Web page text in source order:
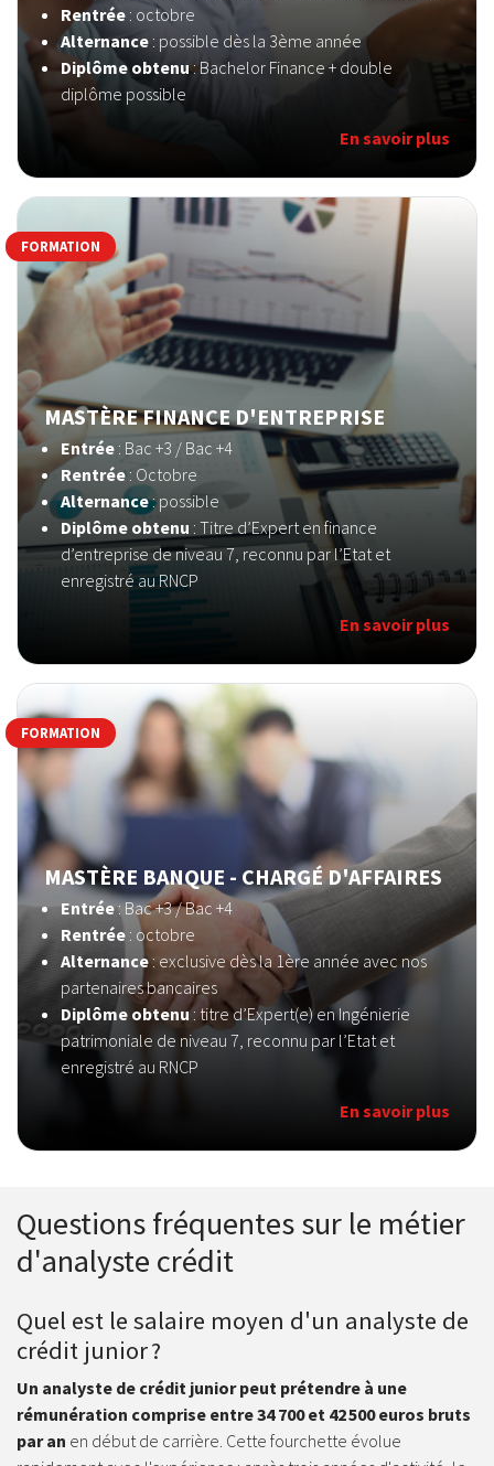
Rentrée : octobre
Alternance : possible dès la 3ème année
Diplôme obtenu: Bachelor Finance + double
diplôme possible
En savoir plus
MASTÈRE FINANCE D'ENTREPRISE
Entrée : Bac +3 / Bac +4
Rentrée: Octobre
Alternance: possible
Diplôme obtenu : Titre d’Expert en finance
d’entreprise de niveau 7, reconnu par l’Etat et
enregistré au RNCP
En savoir plus
FORMATION
MASTÈRE BANQUE - CHARGÉ D'AFFAIRES
Entrée: Bac +3 / Bac +4
Rentrée : octobre
Alternance: exclusive dès la 1ère année avec nos
partenaires bancaires
Diplôme obtenu: titre d’Expert(e) en Ingénierie
patrimoniale de niveau 7, reconnu par l’Etat et
enregistré au RNCP
En savoir plus
FORMATION
Questions fréquentes sur le métier
d'analyste crédit
Quel est le salaire moyen d'un analyste de
crédit junior ?
Un analyste de crédit junior peut prétendre à une
rémunération comprise entre 34 700 et 42 500 euros bruts
par an en début de carrière. Cette fourchette évolue